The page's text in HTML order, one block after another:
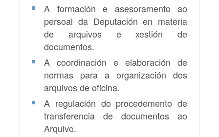
A formación e asesoramento ao
persoal da Deputación en materia
de arquivos e xestión de
documentos.
A coordinación e elaboración de
normas para a organización dos
arquivos de oficina.
A regulación do procedemento de
transferencia de documentos ao
Arquivo.